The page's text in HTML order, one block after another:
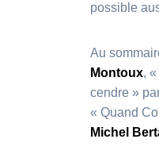
possible
Au
Montoux,
cendre »
« Quand
Michel